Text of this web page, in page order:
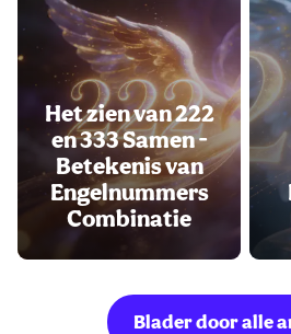
Het zien van 222
en 333 Samen -
Betekenis van
Engelnummers
Combinatie
Blader door alle